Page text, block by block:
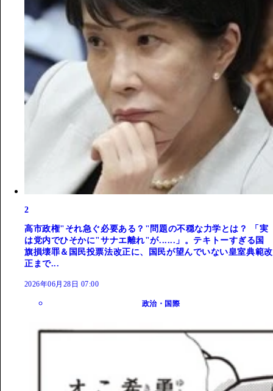
2
高市政権"それ急ぐ必要ある？"問題の不穏な力学とは？ 「実
は党内でひそかに"サナエ離れ"が......」。テキトーすぎる国
旗損壊罪＆国民投票法改正に、国民が望んでいない皇室典範改
正まで...
2026年06月28日 07:00
政治・国際